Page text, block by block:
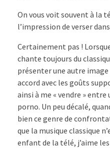
On vous voit souvent à la
l’impression de verser
Certainement pas !
chante toujours du
présenter une autre
accord avec les goûts
ainsi à me « vendre »
porno. Un peu décalé,
bien ce genre de
que la musique classique
enfant de la télé, j’aime